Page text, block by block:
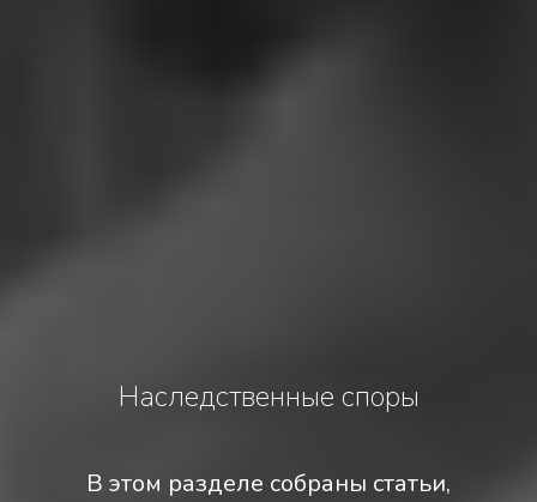
Наследственные споры
В этом разделе собраны статьи,